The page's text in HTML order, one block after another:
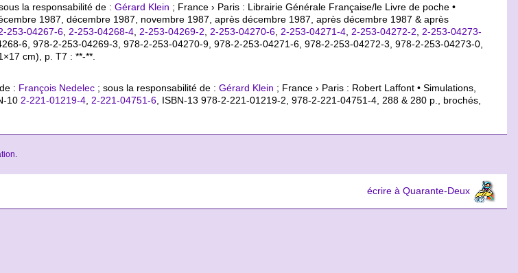
la responsabilité de :Gérard Klein ; France › Paris : Librairie Générale Française/le Livre de poche •
1987, décembre 1987, novembre 1987, après décembre 1987, après décembre 1987 & après
253-04267-6 2-253-04268-4 2-253-04269-2 2-253-04270-6 2-253-04271-4 2-253-04272-2
2-253-04273-
6, 978-2-253-04269-3, 978-2-253-04270-9, 978-2-253-04271-6, 978-2-253-04272-3, 978-2-253-04273-0,
cm), p. T7 : **-**.
: François Nedelec ; sous la responsabilité de :Gérard Klein ; France › Paris : Robert Laffont • Simulations,
10 2-221-01219-4 2-221-04751-6 ISBN-13 978-2-221-01219-2, 978-2-221-04751-4 , 288 & 280 p., brochés,
.
écrire à Quarante-Deux